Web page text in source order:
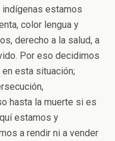
estamos
color lengua y
derecho a la salud, a
Por eso decidimos
esta situación;
hasta la muerte si es
estamos y
a rendir ni a vender